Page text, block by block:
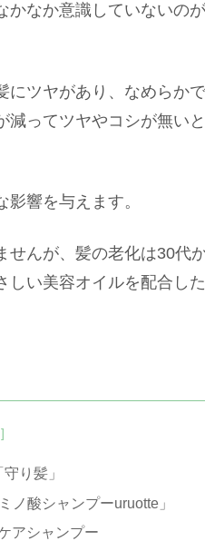
かなか意識していないの
にツヤがあり、なめらか
減ってツヤやコシが無い
響を与えます。
せんが、髪の老化は30代
しい美容オイルを配合し
り髪」
ノ酸シャンプーuruotte」
アシャンプー